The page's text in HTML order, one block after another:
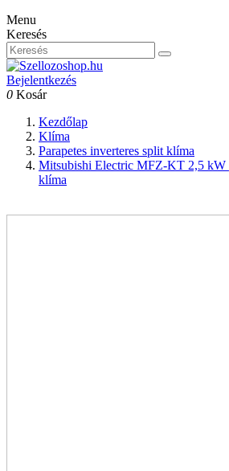
Menu
Keresés
Bejelentkezés
0 Kosár
Kezdőlap
Klíma
Parapetes inverteres split klíma
Mitsubishi Electric MFZ-KT 2,5 kW
klíma